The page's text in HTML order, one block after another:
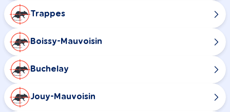
Trappes
Boissy-Mauvoisin
Buchelay
Jouy-Mauvoisin